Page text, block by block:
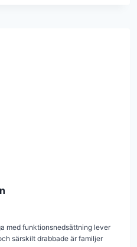
med funktionsnedsättning lever
särskilt drabbade är familjer